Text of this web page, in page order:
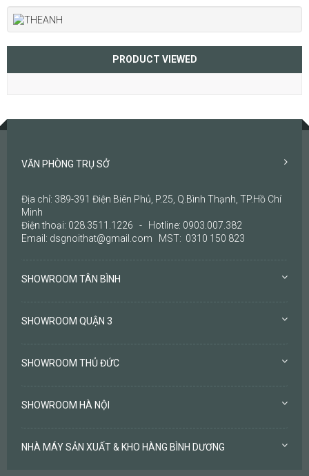
PRODUCT VIEWED
VĂN PHÒNG TRỤ SỞ
Địa chỉ: 389-391 Điện Biên Phủ, P.25, Q.Bình Thạnh, TP.Hồ Chí
Minh
Điện thoại: 028.3511.1226 - Hotline: 0903.007.382
Email: dsgnoithat@gmail.com MST: 0310 150 823
SHOWROOM TÂN BÌNH
SHOWROOM QUẬN 3
SHOWROOM THỦ ĐỨC
SHOWROOM HÀ NỘI
NHÀ MÁY SẢN XUẤT & KHO HÀNG BÌNH DƯƠNG